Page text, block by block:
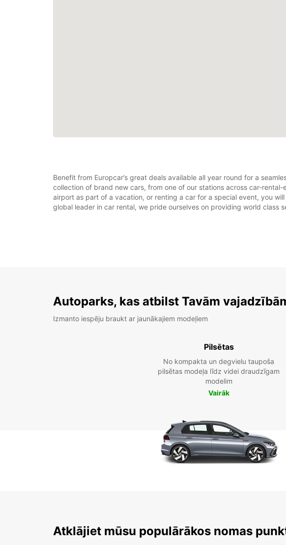
Benefit from Europcar’s great deals available all year round for a
collection of brand new cars, from one of our stations across car-
airport as part of a vacation, or renting a car for a special event, you
global leader in car rental, we pride ourselves on providing world
Autoparks, kas atbilst Tavām
Izmanto iespēju braukt ar jaunākajiem modeļiem
Pilsētas
No kompakta un degvielu taupoša
pilsētas modeļa līdz videi draudzīgam
modelim
Vairāk
Atklājiet mūsu populārākos nomas